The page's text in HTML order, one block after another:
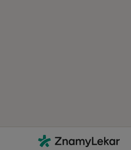
Kontakt
ZnamyLekar - Hlavní stránka